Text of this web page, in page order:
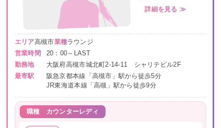
詳細を見る ≫
エリア高槻市業種ラウンジ
営業時間
20：00～LAST
勤務地
大阪府高槻市城北町2-14-11 シャリテビル2F
最寄駅
阪急京都本線「高槻市」駅から徒歩5分
JR東海道本線「高槻」駅から徒歩9分
職種 カウンターレディ